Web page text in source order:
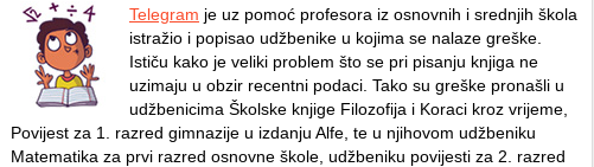
Telegram je uz pomoć profesora iz osnovnih i srednjih škola
istražio i popisao udžbenike u kojima se nalaze greške.
Ističu kako je veliki problem što se pri pisanju knjiga ne
uzimaju u obzir recentni podaci. Tako su greške pronašli u
udžbenicima Školske knjige Filozofija i Koraci kroz vrijeme,
Povijest za 1. razred gimnazije u izdanju Alfe, te u njihovom udžbeniku
Matematika za prvi razred osnovne škole, udžbeniku povijesti za 2. razred